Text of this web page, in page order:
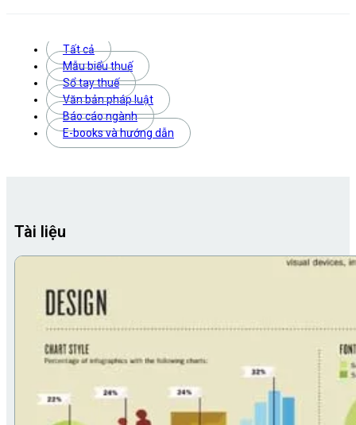
Tất cả
Mẫu biểu thuế
Sổ tay thuế
Văn bản pháp luật
Báo cáo ngành
E-books và hướng dẫn
Tài liệu